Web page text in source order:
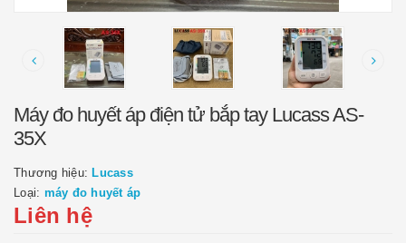
Máy đo huyết áp điện tử bắp tay Lucass AS-
35X
Thương hiệu: Lucass
Loại: máy đo huyết áp
Liên hệ